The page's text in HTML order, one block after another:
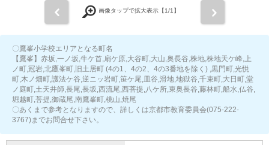
画像タップで拡大表示【1/1】
〇鷹峯小学校エリアとなる町名
【鷹峯】赤坂,一ノ坂,牛ケ首,扇ケ原,大谷町,大山,奥長谷,株地,株地天ケ峰,上
ノ町,冠岩,北鷹峯町,旧土居町 (4の1、4の2、4の3番地を除く) ,黒門町,光悦
町,木ノ畑町,護法ケ谷,逆ニッ岩町,笹ケ尾,皿谷,滑地,地獄谷,千束町,大日町,堂
ノ庭町,土天井師,長尾,長坂,西流尾,西菩提,八ケ所,東奥長谷,藤林町,船水,仏谷,
堀越町,菩提,御蔵尾,南鷹峯町,桃山,焼尾
〇あくまで参考となりますので、詳しくは京都市教育委員会(075-222-
3767)までお問合せ下さい。